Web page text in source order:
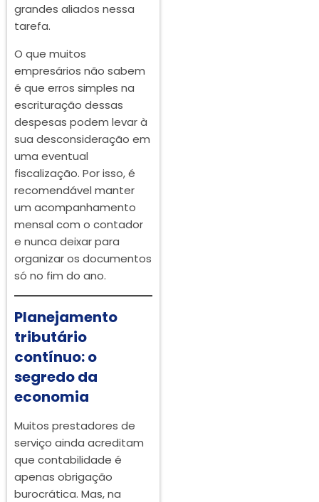
grandes aliados nessa
tarefa.
O que muitos
empresários não sabem
é que erros simples na
escrituração dessas
despesas podem levar à
sua desconsideração em
uma eventual
fiscalização. Por isso, é
recomendável manter
um acompanhamento
mensal com o contador
e nunca deixar para
organizar os documentos
só no fim do ano.
Planejamento
tributário
contínuo: o
segredo da
economia
Muitos prestadores de
serviço ainda acreditam
que contabilidade é
apenas obrigação
burocrática. Mas, na